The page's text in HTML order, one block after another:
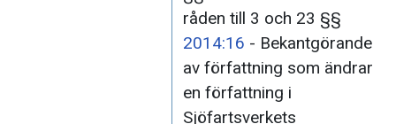
råden till 3 och 23 §§
2014:16 - Bekantgörande
av författning som ändrar
en författning i
Sjöfartsverkets